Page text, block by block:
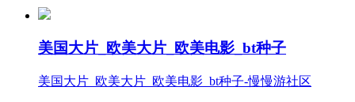
美国大片_欧美大片_欧美电影_bt种子
美国大片_欧美大片_欧美电影_bt种子-慢慢游社区